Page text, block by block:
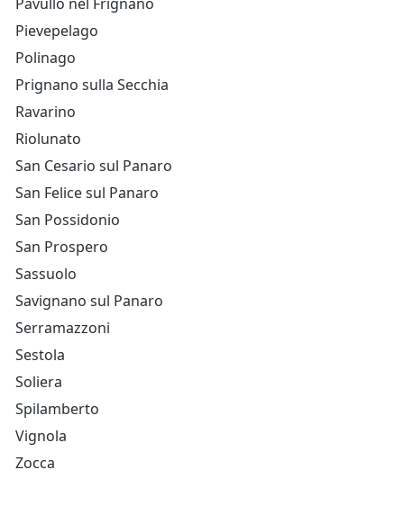
Pievepelago
Polinago
Prignano sulla Secchia
Ravarino
Riolunato
San Cesario sul Panaro
San Felice sul Panaro
San Possidonio
San Prospero
Sassuolo
Savignano sul Panaro
Serramazzoni
Sestola
Soliera
Spilamberto
Vignola
Zocca